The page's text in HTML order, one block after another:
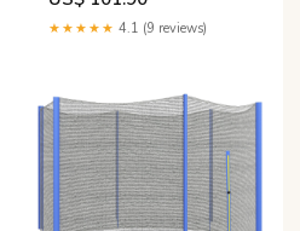
grigio scuro 295716 2193317
★★★★★ 4.1 (9 reviews)